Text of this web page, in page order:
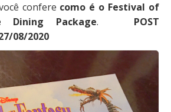
confere como é o Festival of
Dining Package. POST
08/2020